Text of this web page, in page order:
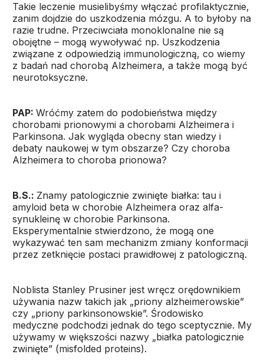
Takie leczenie musielibyśmy włączać profilaktycznie,
zanim dojdzie do uszkodzenia mózgu. A to byłoby na
razie trudne. Przeciwciała monoklonalne nie są
obojętne – mogą wywoływać np. Uszkodzenia
związane z odpowiedzią immunologiczną, co wiemy
z badań nad chorobą Alzheimera, a także mogą być
neurotoksyczne.
PAP: Wróćmy zatem do podobieństwa między
chorobami prionowymi a chorobami Alzheimera i
Parkinsona. Jak wygląda obecny stan wiedzy i
debaty naukowej w tym obszarze? Czy choroba
Alzheimera to choroba prionowa?
B.S.: Znamy patologicznie zwinięte białka: tau i
amyloid beta w chorobie Alzheimera oraz alfa-
synukleinę w chorobie Parkinsona.
Eksperymentalnie stwierdzono, że mogą one
wykazywać ten sam mechanizm zmiany konformacji
przez zetknięcie postaci prawidłowej z patologiczną.
Noblista Stanley Prusiner jest wręcz orędownikiem
używania nazw takich jak „priony alzheimerowskie”
czy „priony parkinsonowskie”. Środowisko
medyczne podchodzi jednak do tego sceptycznie. My
używamy w większości nazwy „białka patologicznie
zwinięte” (misfolded proteins).